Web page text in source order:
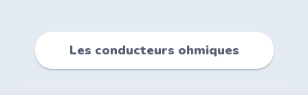
Les conducteurs ohmiques